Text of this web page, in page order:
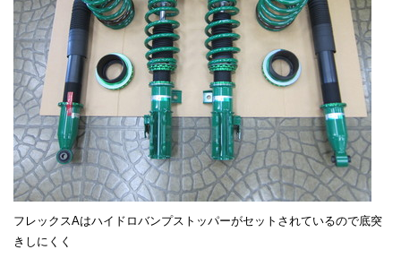
フレックスAはハイドロバンプストッパーがセットされているので底突
きしにくく